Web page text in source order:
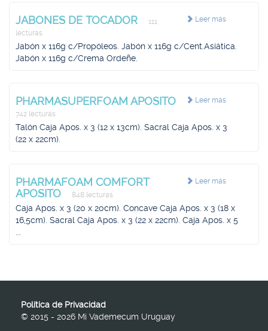
Leer más
JABONES DE TOCADOR
111
lecturas
Jabón x 116g c/Propóleos. Jabón x 116g c/Cent.Asiática.
Jabón x 116g c/Crema Ordeñe.
Leer más
PHARMASUPERFOAM APOSITO
742 lecturas
Talón Caja Apos. x 3 (12 x 13cm). Sacral Caja Apos. x 3
(22 x 22cm).
Leer más
PHARMAFOAM COMFORT
APOSITO
848 lecturas
Caja Apos. x 3 (20 x 20cm). Concave Caja Apos. x 3 (18 x
16,5cm). Sacral Caja Apos. x 3 (22 x 22cm). Caja Apos. x 5
Política de Privacidad
© 2015 - 2026 Mi Vademecum Uruguay